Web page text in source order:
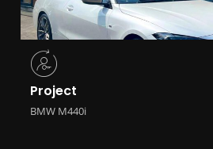
Project
BMW M440i